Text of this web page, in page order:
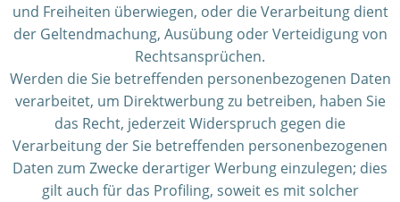
und Freiheiten überwiegen, oder die Verarbeitung dient
der Geltendmachung, Ausübung oder Verteidigung von
Rechtsansprüchen.
Werden die Sie betreffenden personenbezogenen Daten
verarbeitet, um Direktwerbung zu betreiben, haben Sie
das Recht, jederzeit Widerspruch gegen die
Verarbeitung der Sie betreffenden personenbezogenen
Daten zum Zwecke derartiger Werbung einzulegen; dies
gilt auch für das Profiling, soweit es mit solcher